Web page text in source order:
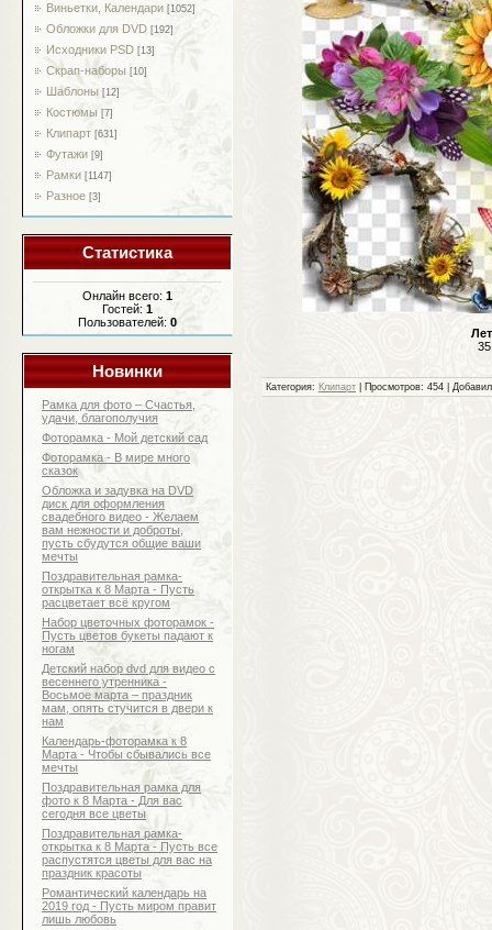
Виньетки, Календари [1052]
Обложки для DVD [192]
Исходники PSD [13]
Скрап-наборы [10]
Шаблоны [12]
Костюмы [7]
Клипарт [631]
Футажи [9]
Рамки [1147]
Разное [3]
Статистика
Онлайн всего: 1
Гостей: 1
Пользователей: 0
Новинки
Рамка для фото – Счастья,
удачи, благополучия
Фоторамка - Мой детский сад
Фоторамка - В мире много
сказок
Обложка и задувка на DVD
диск для оформления
свадебного видео - Желаем
вам нежности и доброты,
пусть сбудутся общие ваши
мечты
Поздравительная рамка-
открытка к 8 Марта - Пусть
расцветает всё кругом
Набор цветочных фоторамок -
Пусть цветов букеты падают к
ногам
Детский набор dvd для видео с
весеннего утренника -
Восьмое марта – праздник
мам, опять стучится в двери к
нам
Календарь-фоторамка к 8
Марта - Чтобы сбывались все
мечты
Поздравительная рамка для
фото к 8 Марта - Для вас
сегодня все цветы
Поздравительная рамка-
открытка к 8 Марта - Пусть все
распустятся цветы для вас на
праздник красоты
Романтический календарь на
2019 год - Пусть миром правит
лишь любовь
Категория: Клипарт| Просмотров: 454 |